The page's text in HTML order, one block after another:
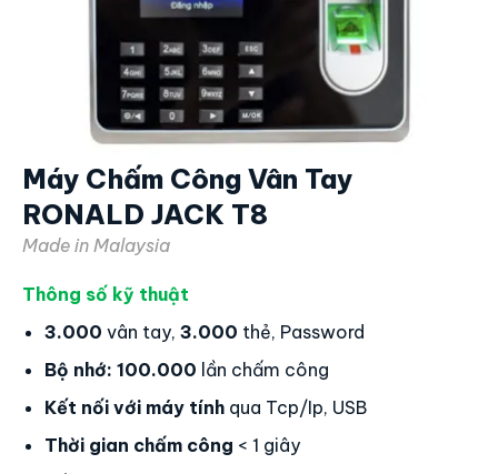
Máy Chấm Công Vân Tay
RONALD JACK T8
Made in Malaysia
Thông số kỹ thuật
3.000 vân tay, 3.000 thẻ, Password
Bộ nhớ: 100.000 lần chấm công
Kết nối với máy tính qua Tcp/Ip, USB
Thời gian chấm công < 1 giây